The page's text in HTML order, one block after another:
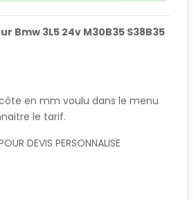
Bmw 3L5 24v M30B35 S38B35
en mm voulu dans le menu
le tarif.
DEVIS PERSONNALISE